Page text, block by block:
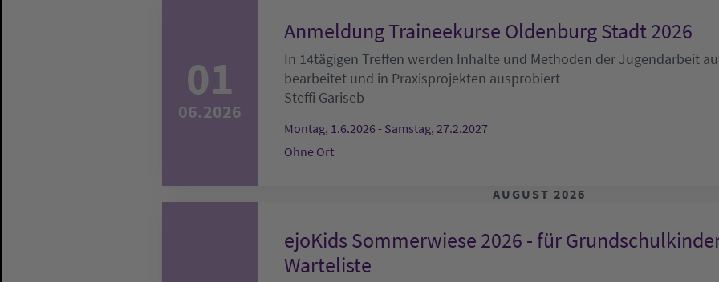
01
06.2026
Anmeldung Traineekurse Oldenburg Stadt 2026
In 14tägigen Treffen werden Inhalte und Methoden der Jugendarbeit
bearbeitet und in Praxisprojekten ausprobiert
Steffi Gariseb
Montag, 1.6.2026 - Samstag, 27.2.2027
Ohne Ort
AUGUST 2026
ejoKids Sommerwiese 2026 - für
Warteliste